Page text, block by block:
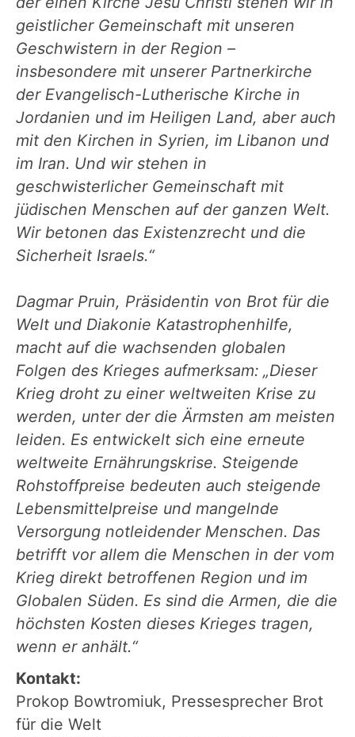
geistlicher Gemeinschaft mit unseren
Geschwistern in der Region –
insbesondere mit unserer Partnerkirche
der Evangelisch-Lutherische Kirche in
Jordanien und im Heiligen Land, aber auch
mit den Kirchen in Syrien, im Libanon und
im Iran. Und wir stehen in
geschwisterlicher Gemeinschaft mit
jüdischen Menschen auf der ganzen Welt.
Wir betonen das Existenzrecht und die
Sicherheit Israels.“
Dagmar Pruin, Präsidentin von Brot für die
Welt und Diakonie Katastrophenhilfe,
macht auf die wachsenden globalen
Folgen des Krieges aufmerksam: „Dieser
Krieg droht zu einer weltweiten Krise zu
werden, unter der die Ärmsten am meisten
leiden. Es entwickelt sich eine erneute
weltweite Ernährungskrise. Steigende
Rohstoffpreise bedeuten auch steigende
Lebensmittelpreise und mangelnde
Versorgung notleidender Menschen. Das
betrifft vor allem die Menschen in der vom
Krieg direkt betroffenen Region und im
Globalen Süden. Es sind die Armen, die die
höchsten Kosten dieses Krieges tragen,
wenn er anhält.“
Kontakt:
Prokop Bowtromiuk, Pressesprecher Brot
für die Welt